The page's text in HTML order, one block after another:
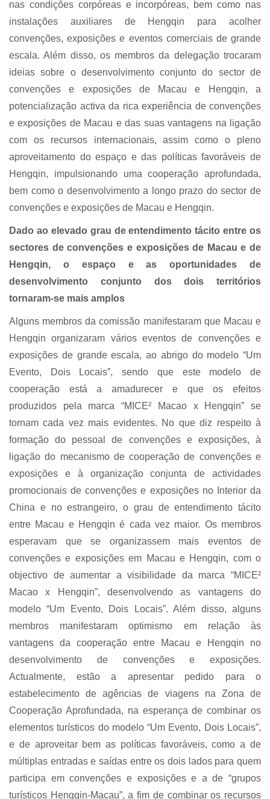
nas condições corpóreas e incorpóreas, bem como nas
instalações auxiliares de Hengqin para acolher
convenções, exposições e eventos comerciais de grande
escala. Além disso, os membros da delegação trocaram
ideias sobre o desenvolvimento conjunto do sector de
convenções e exposições de Macau e Hengqin, a
potencialização activa da rica experiência de convenções
e exposições de Macau e das suas vantagens na ligação
com os recursos internacionais, assim como o pleno
aproveitamento do espaço e das políticas favoráveis de
Hengqin, impulsionando uma cooperação aprofundada,
bem como o desenvolvimento a longo prazo do sector de
convenções e exposições de Macau e Hengqin.
Dado ao elevado grau de entendimento tácito entre os
sectores de convenções e exposições de Macau e de
Hengqin, o espaço e as oportunidades de
desenvolvimento conjunto dos dois territórios
tornaram-se mais amplos
Alguns membros da comissão manifestaram que Macau e
Hengqin organizaram vários eventos de convenções e
exposições de grande escala, ao abrigo do modelo “Um
Evento, Dois Locais”, sendo que este modelo de
cooperação está a amadurecer e que os efeitos
produzidos pela marca “MICE² Macao x Hengqin” se
tornam cada vez mais evidentes. No que diz respeito à
formação do pessoal de convenções e exposições, à
ligação do mecanismo de cooperação de convenções e
exposições e à organização conjunta de actividades
promocionais de convenções e exposições no Interior da
China e no estrangeiro, o grau de entendimento tácito
entre Macau e Hengqin é cada vez maior. Os membros
esperavam que se organizassem mais eventos de
convenções e exposições em Macau e Hengqin, com o
objectivo de aumentar a visibilidade da marca “MICE²
Macao x Hengqin”, desenvolvendo as vantagens do
modelo “Um Evento, Dois Locais”. Além disso, alguns
membros manifestaram optimismo em relação às
vantagens da cooperação entre Macau e Hengqin no
desenvolvimento de convenções e exposições.
Actualmente, estão a apresentar pedido para o
estabelecimento de agências de viagens na Zona de
Cooperação Aprofundada, na esperança de combinar os
elementos turísticos do modelo “Um Evento, Dois Locais”,
e de aproveitar bem as políticas favoráveis, como a de
múltiplas entradas e saídas entre os dois lados para quem
participa em convenções e exposições e a de “grupos
turísticos Hengqin-Macau”, a fim de combinar os recursos